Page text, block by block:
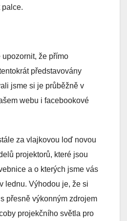
palce.
upozornit, že přímo
představovány
jsme si je průběžně v
webu i facebookové
za vlajkovou loď novou
projektorů, které jsou
a o kterých jsme vás
lednu. Výhodou je, že si
přesně výkonným zdrojem
projekčního světla pro